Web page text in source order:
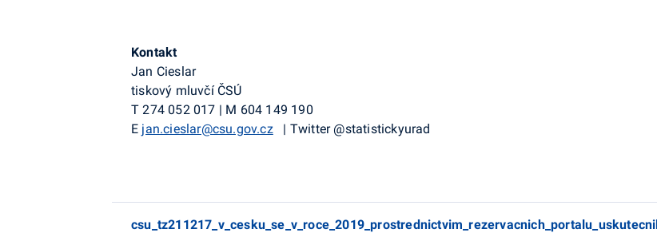
Kontakt
Jan Cieslar
tiskový mluvčí ČSÚ
T 274 052 017 | M 604 149 190
E jan.cieslar@csu.gov.cz | Twitter@statistickyurad